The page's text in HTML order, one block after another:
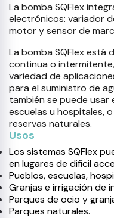
La bomba SQFlex
electrónicos: variador
motor y sensor de
La bomba SQFlex está
continua o
variedad de
para el suministro de
también se puede usar
escuelas u hospitales,
reservas naturales.
Usos
Los sistemas SQFlex
en lugares de difícil
Pueblos, escuelas,
Granjas e irrigación de
Parques de ocio y
Parques naturales.